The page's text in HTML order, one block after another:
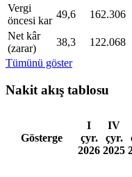
Vergi
öncesi kar
49,6 162.306
Net kâr
(zarar)
38,3 122.068
Tümünü göster
Nakit akış tablosu
Gösterge
I
çyr.
2026
IV
çyr.
2025